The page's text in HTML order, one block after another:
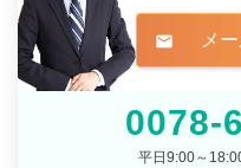
mail メ
0078-
平日9:00～